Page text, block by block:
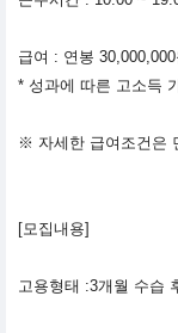
급여 : 연봉
* 성과에 따른 고소득
※ 자세한 급여조건은
[모집내용]
고용형태 :3개월 수습